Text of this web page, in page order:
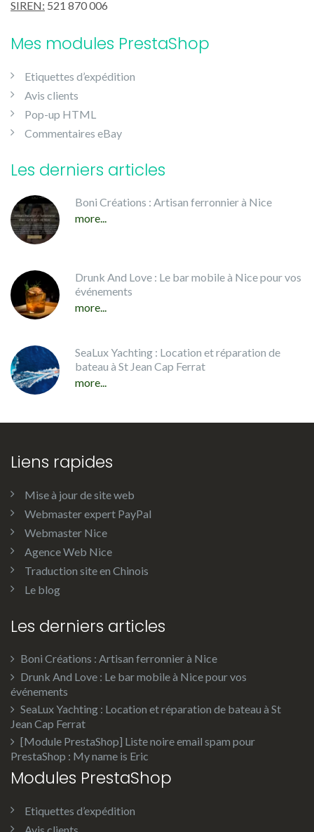
SIREN: 521 870 006
Mes modules PrestaShop
Etiquettes d’expédition
Avis clients
Pop-up HTML
Commentaires eBay
Les derniers articles
Boni Créations : Artisan ferronnier à Nice
more...
Drunk And Love : Le bar mobile à Nice pour vos
événements
more...
SeaLux Yachting : Location et réparation de
bateau à St Jean Cap Ferrat
more...
Liens rapides
Mise à jour de site web
Webmaster expert PayPal
Webmaster Nice
Agence Web Nice
Traduction site en Chinois
Le blog
Les derniers articles
Boni Créations : Artisan ferronnier à Nice
Drunk And Love : Le bar mobile à Nice pour vos
événements
SeaLux Yachting : Location et réparation de bateau à St
Jean Cap Ferrat
[Module PrestaShop] Liste noire email spam pour
PrestaShop : My name is Eric
Modules PrestaShop
Etiquettes d’expédition